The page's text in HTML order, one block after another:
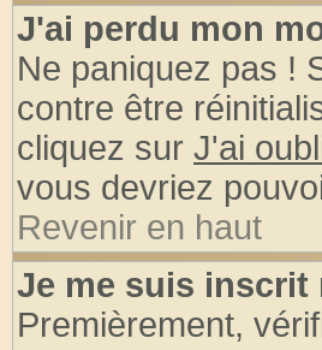
J'ai perdu mon
Ne paniquez pas !
contre être
cliquez sur J'ai
vous devriez
Revenir en haut
Je me suis inscrit
Premièrement,